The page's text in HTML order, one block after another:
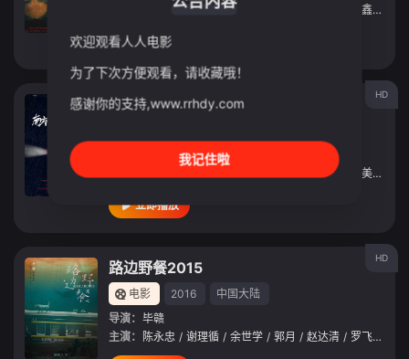
彭于晏 / 张艾嘉 / 王砚辉 芦鑫 /
立即播放
HD
南方车站的聚会
黄觉 曾美慧孜
立即播放
HD
路边野餐2015
电影 2016
中国大陆
导演： 毕赣
主演：
陈永忠 / 谢理循 / 余世学 / 郭月 / 赵达清 / 罗飞扬
欢迎观看人人电影
为了下次方便观看，请收藏哦！
感谢你的支持,www.rrhdy.com
我记住啦